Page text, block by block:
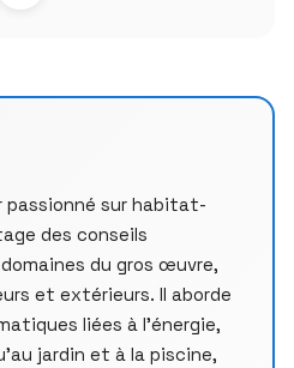
passionné sur habitat-
des conseils
du gros œuvre,
et extérieurs. Il aborde
liées à l’énergie,
jardin et à la piscine,